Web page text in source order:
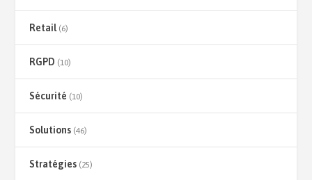
Retail(6)
RGPD (10)
Sécurité (10)
Solutions (46)
Stratégies (25)